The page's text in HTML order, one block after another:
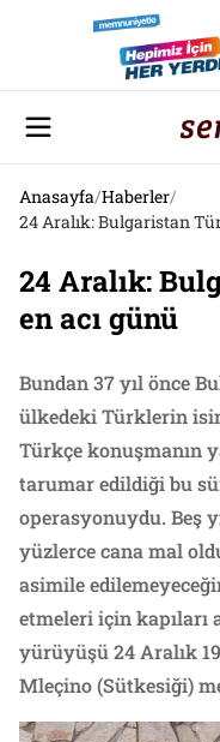
Anasayfa/Haberler/
24 Aralık: Bulgaristan
24 Aralık:
en acı günü
Bundan 37 yıl önce
ülkedeki Türklerin
Türkçe konuşmanın
tarumar edildiği bu
operasyonuydu. Beş
yüzlerce cana mal
asimile
etmeleri için kapıları
yürüyüşü 24 Aralık
Mleçino (Sütkesiği)